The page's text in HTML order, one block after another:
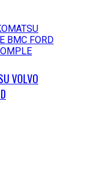
VOLVO